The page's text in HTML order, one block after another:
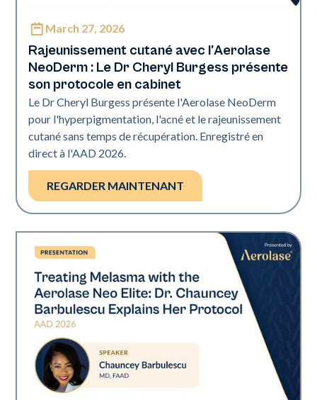
Neo Elite | Présentations
March 27, 2026
Rajeunissement cutané avec l'Aerolase
NeoDerm : Le Dr Cheryl Burgess présente
son protocole en cabinet
Le Dr Cheryl Burgess présente l'Aerolase NeoDerm
pour l'hyperpigmentation, l'acné et le rajeunissement
cutané sans temps de récupération. Enregistré en
direct à l'AAD 2026.
REGARDER MAINTENANT